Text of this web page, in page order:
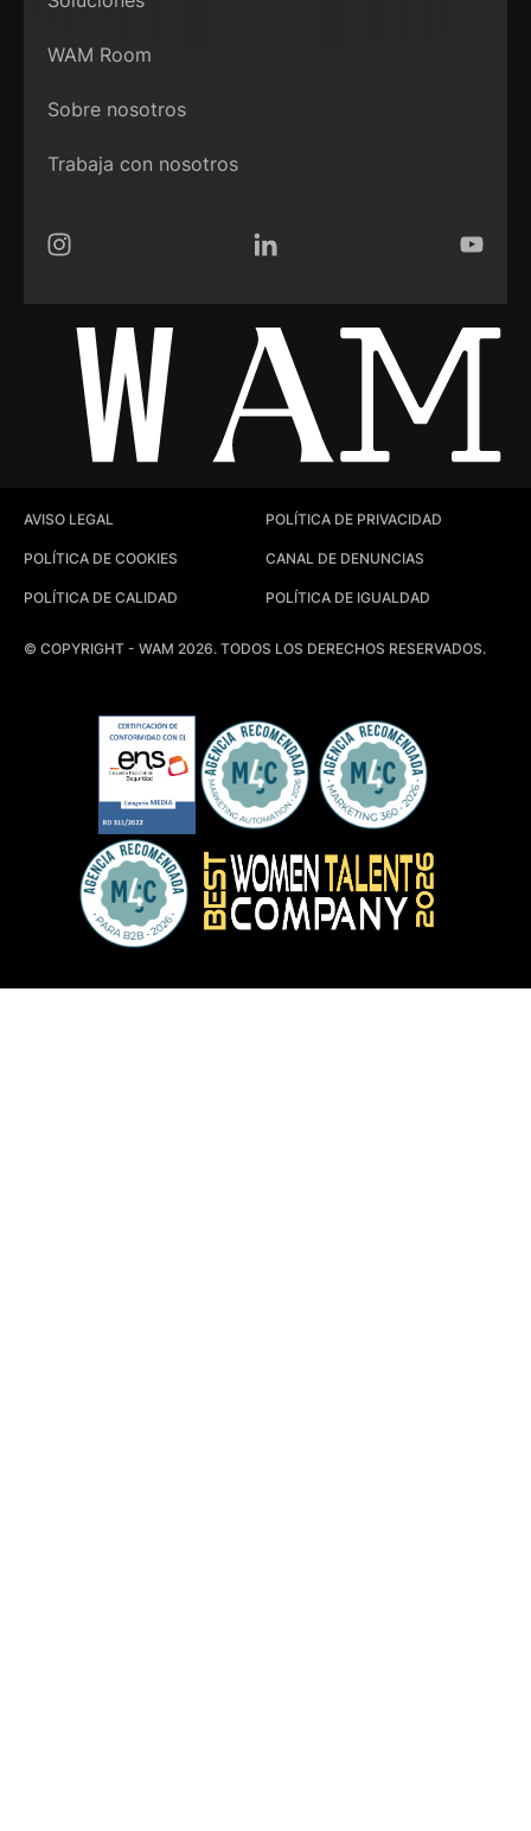
WAM Room
Sobre nosotros
Trabaja con nosotros
Instagram LinkedIn
© COPYRIGHT - WAM 2026. TODOS LOS DERECHOS RESERVADOS.
AVISO LEGAL POLÍTICA DE PRIVACIDAD
POLÍTICA DE COOKIES CANAL DE DENUNCIAS
POLÍTICA DE CALIDAD POLÍTICA DE IGUALDAD